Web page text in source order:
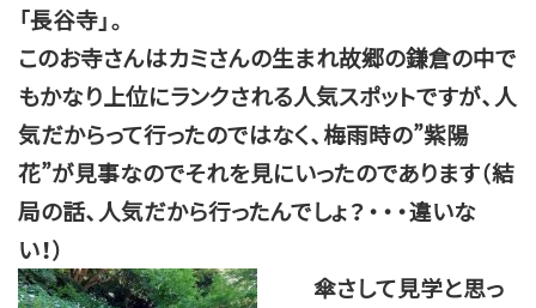
「長谷寺」。
このお寺さんはカミさんの生まれ故郷の鎌倉の中で
もかなり上位にランクされる人気スポットですが、人
気だからって行ったのではなく、梅雨時の”紫陽
花”が見事なのでそれを見にいったのであります（結
局の話、人気だから行ったんでしょ？・・・違いな
い！）
傘さして見学と思っ